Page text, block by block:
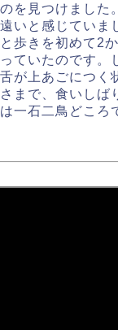
を見つけました
いと感じていま
歩きを初めて2
ていたのです。
が上あごにつく
まで、食いしば
一石二鳥どころ